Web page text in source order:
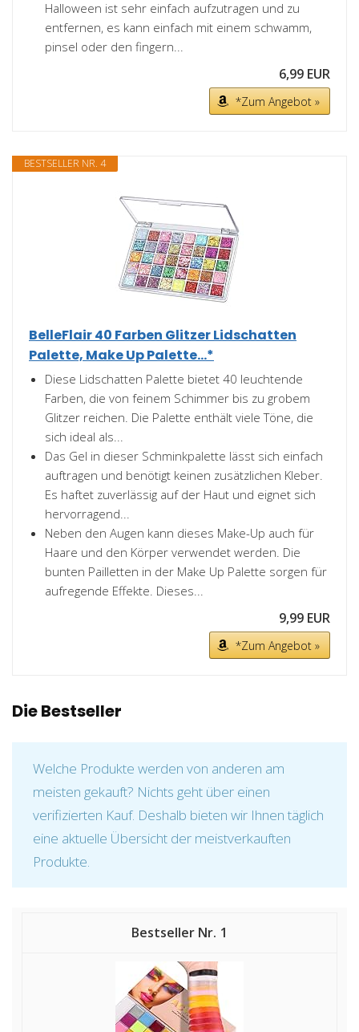
Halloween ist sehr einfach aufzutragen und zu
entfernen, es kann einfach mit einem schwamm,
pinsel oder den fingern...
6,99 EUR
*Zum Angebot »
BESTSELLER NR. 4
BelleFlair 40 Farben Glitzer Lidschatten
Palette, Make Up Palette...*
Diese Lidschatten Palette bietet 40 leuchtende
Farben, die von feinem Schimmer bis zu grobem
Glitzer reichen. Die Palette enthält viele Töne, die
sich ideal als...
Das Gel in dieser Schminkpalette lässt sich einfach
auftragen und benötigt keinen zusätzlichen Kleber.
Es haftet zuverlässig auf der Haut und eignet sich
hervorragend...
Neben den Augen kann dieses Make-Up auch für
Haare und den Körper verwendet werden. Die
bunten Pailletten in der Make Up Palette sorgen für
aufregende Effekte. Dieses...
9,99 EUR
*Zum Angebot »
Die Bestseller
Welche Produkte werden von anderen am
meisten gekauft? Nichts geht über einen
verifizierten Kauf. Deshalb bieten wir Ihnen täglich
eine aktuelle Übersicht der meistverkauften
Produkte.
1